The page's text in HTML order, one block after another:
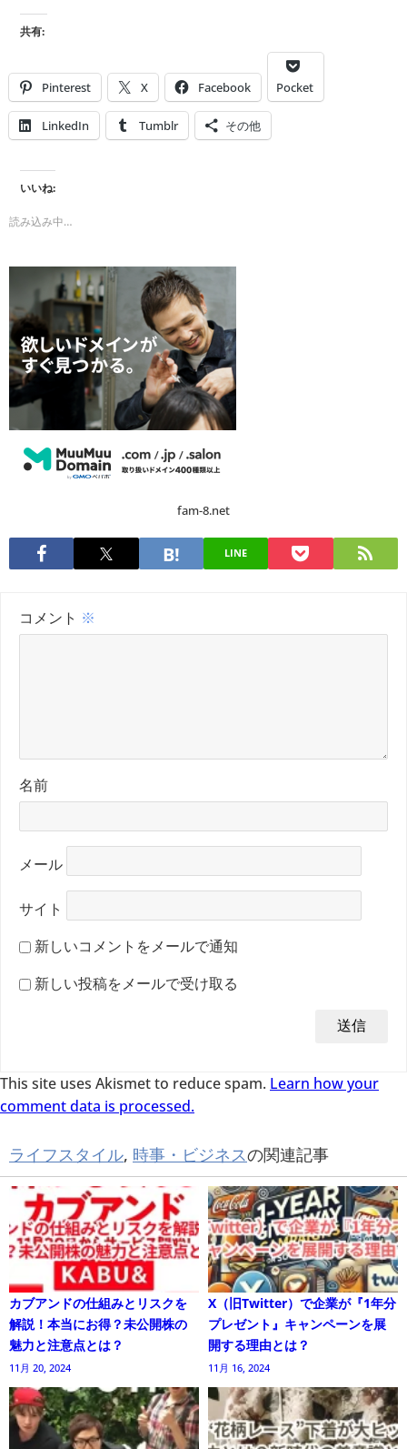
共有:
Pinterest X Facebook Pocket
LinkedIn Tumblr その他
いいね:
読み込み中…
fam-8.net
LINE
コメント ※
名前
メール
サイト
新しいコメントをメールで通知
新しい投稿をメールで受け取る
This site uses Akismet to reduce spam. Learn how your
comment data is processed.
ライフスタイル, 時事・ビジネスの関連記事
カブアンドの仕組みとリスクを
解説！本当にお得？未公開株の
魅力と注意点とは？
11月 20, 2024
X（旧Twitter）で企業が『1年分
プレゼント』キャンペーンを展
開する理由とは？
11月 16, 2024